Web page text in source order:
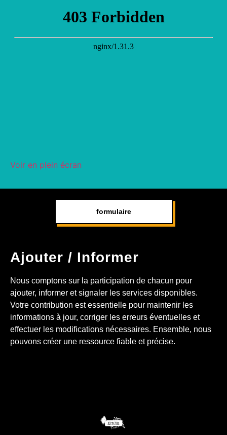
Voir en plein écran
formulaire
Ajouter / Informer
Nous comptons sur la participation de chacun pour
ajouter, informer et signaler les services disponibles.
Votre contribution est essentielle pour maintenir les
informations à jour, corriger les erreurs éventuelles et
effectuer les modifications nécessaires. Ensemble, nous
pouvons créer une ressource fiable et précise.